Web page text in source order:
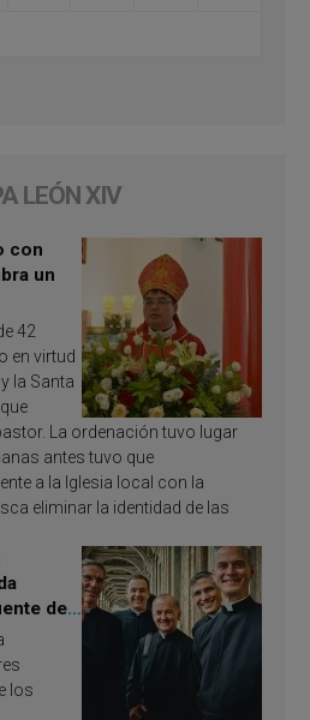
LEÓN XIV
con
un
42
en virtud
la Santa
La ordenación tuvo lugar
antes tuvo que
a la Iglesia local con la
eliminar la identidad de las
de
los